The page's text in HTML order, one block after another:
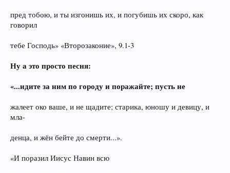
пред тобою, и ты изгонишь их, и погубишь их скоро, как
говорил
тебе Господь» «Второзаконие», 9.1-3
Ну а это просто песня:
«...идите за ним по городу и поражайте; пусть не
жалеет око ваше, и не щадите; старика, юношу и девицу, и
мла-
денца, и жён бейте до смерти...».
«И поразил Иисус Навин всю